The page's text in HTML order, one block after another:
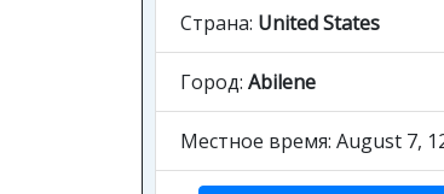
Страна: United States
Город: Abilene
Местное время: August 7,